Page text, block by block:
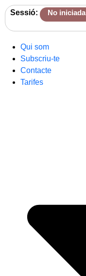
Sessió: No iniciada
Qui som
Subscriu-te
Contacte
Tarifes